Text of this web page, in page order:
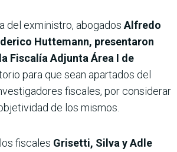
del exministro, abogados Alfredo
Huttemann, presentaron
Fiscalía Adjunta Área I de
para que sean apartados del
fiscales, por considerar
de los mismos.
fiscales Grisetti, Silva y Adle